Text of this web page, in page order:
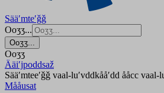
Sääʹmteʹǧǧ
Ooʒʒ...
Ooʒʒ...
Ooʒʒ
Ääiʹjpoddsaž
Sääʹmteeʹǧǧ vaal-luʹvddkååʹdd ååcc vaal-
Mååusat